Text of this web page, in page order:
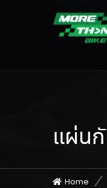
แผ่น
Home